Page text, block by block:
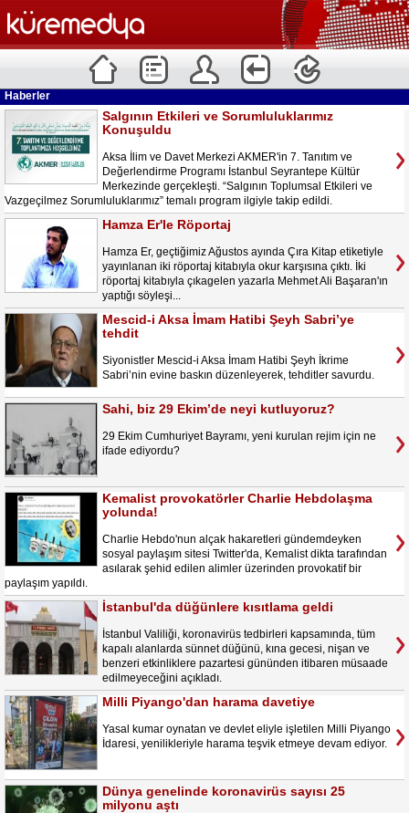
Haberler
Salgının Etkileri ve Sorumluluklarımız
Konuşuldu
Aksa İlim ve Davet Merkezi AKMER'in 7. Tanıtım ve
Değerlendirme Programı İstanbul Seyrantepe Kültür
Merkezinde gerçekleşti. “Salgının Toplumsal Etkileri ve
Vazgeçilmez Sorumluluklarımız” temalı program ilgiyle takip edildi.
Hamza Er'le Röportaj
Hamza Er, geçtiğimiz Ağustos ayında Çıra Kitap etiketiyle
yayınlanan iki röportaj kitabıyla okur karşısına çıktı. İki
röportaj kitabıyla çıkagelen yazarla Mehmet Ali Başaran'ın
yaptığı söyleşi...
Mescid-i Aksa İmam Hatibi Şeyh Sabri’ye
tehdit
Siyonistler Mescid-i Aksa İmam Hatibi Şeyh İkrime
Sabri’nin evine baskın düzenleyerek, tehditler savurdu.
Sahi, biz 29 Ekim’de neyi kutluyoruz?
29 Ekim Cumhuriyet Bayramı, yeni kurulan rejim için ne
ifade ediyordu?
Kemalist provokatörler Charlie Hebdolaşma
yolunda!
Charlie Hebdo'nun alçak hakaretleri gündemdeyken
sosyal paylaşım sitesi Twitter'da, Kemalist dikta tarafından
asılarak şehid edilen alimler üzerinden provokatif bir
paylaşım yapıldı.
İstanbul'da düğünlere kısıtlama geldi
İstanbul Valiliği, koronavirüs tedbirleri kapsamında, tüm
kapalı alanlarda sünnet düğünü, kına gecesi, nişan ve
benzeri etkinliklere pazartesi gününden itibaren müsaade
edilmeyeceğini açıkladı.
Milli Piyango'dan harama davetiye
Yasal kumar oynatan ve devlet eliyle işletilen Milli Piyango
İdaresi, yenilikleriyle harama teşvik etmeye devam ediyor.
Dünya genelinde koronavirüs sayısı 25
milyonu aştı